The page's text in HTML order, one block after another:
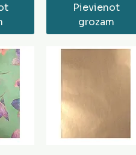
Pievienot
grozam